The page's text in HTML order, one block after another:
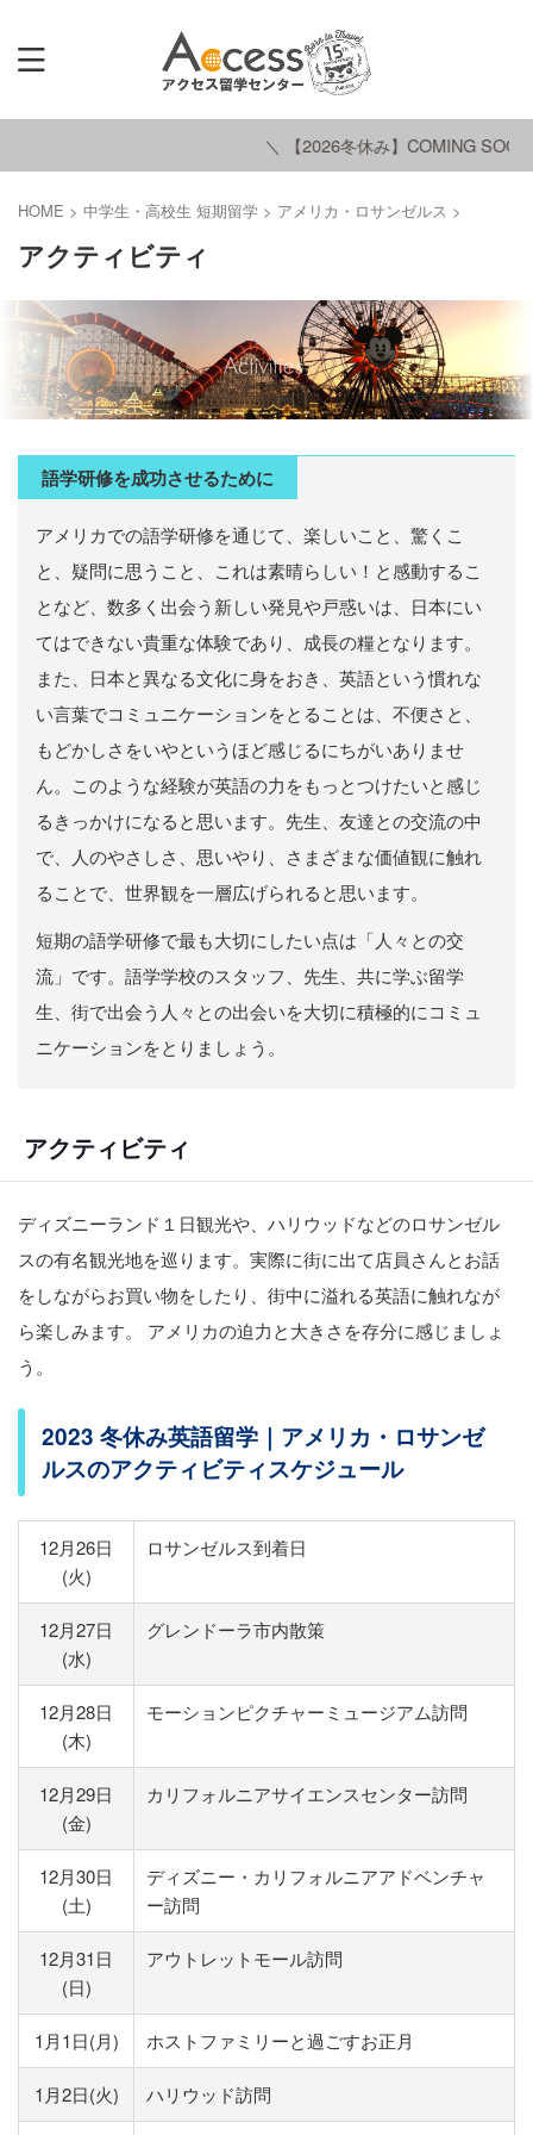
＼ 【2026冬休み】COMING SOON
HOME > 中学生・高校生 短期留学 > アメリカ・ロサンゼルス >
アクティビティ
語学研修を成功させるために
アメリカでの語学研修を通じて、楽しいこと、驚くこ
と、疑問に思うこと、これは素晴らしい！と感動するこ
となど、数多く出会う新しい発見や戸惑いは、日本にい
てはできない貴重な体験であり、成長の糧となります。
また、日本と異なる文化に身をおき、英語という慣れな
い言葉でコミュニケーションをとることは、不便さと、
もどかしさをいやというほど感じるにちがいありませ
ん。このような経験が英語の力をもっとつけたいと感じ
るきっかけになると思います。先生、友達との交流の中
で、人のやさしさ、思いやり、さまざまな価値観に触れ
ることで、世界観を一層広げられると思います。
短期の語学研修で最も大切にしたい点は「人々との交
流」です。語学学校のスタッフ、先生、共に学ぶ留学
生、街で出会う人々との出会いを大切に積極的にコミュ
ニケーションをとりましょう。
アクティビティ
ディズニーランド１日観光や、ハリウッドなどのロサンゼル
スの有名観光地を巡ります。実際に街に出て店員さんとお話
をしながらお買い物をしたり、街中に溢れる英語に触れなが
ら楽しみます。 アメリカの迫力と大きさを存分に感じましょ
う。
2023 冬休み英語留学｜アメリカ・ロサンゼ
ルスのアクティビティスケジュール
12月26日
(火)
ロサンゼルス到着日
12月27日
(水)
グレンドーラ市内散策
12月28日
(木)
モーションピクチャーミュージアム訪問
12月29日
(金)
カリフォルニアサイエンスセンター訪問
12月30日
(土)
ディズニー・カリフォルニアアドベンチャ
ー訪問
12月31日
(日)
アウトレットモール訪問
1月1日(月) ホストファミリーと過ごすお正月
1月2日(火) ハリウッド訪問